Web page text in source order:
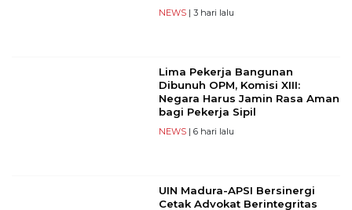
NEWS| 3 hari lalu
Lima Pekerja Bangunan
Dibunuh OPM, Komisi XIII:
Negara Harus Jamin Rasa Aman
bagi Pekerja Sipil
NEWS| 6 hari lalu
UIN Madura-APSI Bersinergi
Cetak Advokat Berintegritas